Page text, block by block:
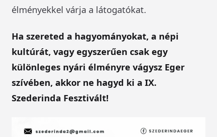
élményekkel várja a látogatókat.
Ha szereted a hagyományokat, a népi
kultúrát, vagy egyszerűen csak egy
különleges nyári élményre vágysz Eger
szívében, akkor ne hagyd ki a IX.
Szederinda Fesztivált!